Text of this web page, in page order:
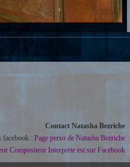
Contact Natasha Bezriche
facebook : Page perso de Natasha Bezriche
Compositeur Interprète est sur Facebook